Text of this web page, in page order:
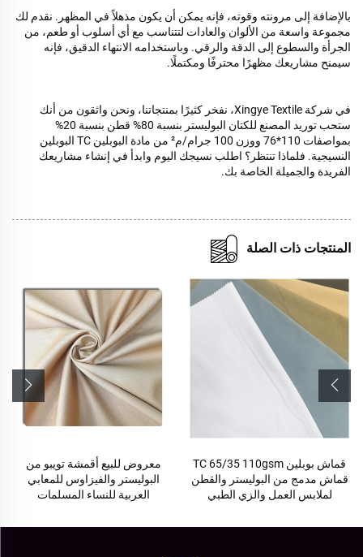
بالإضافة إلى مرونته وقوته، فإنه يمكن أن يكون مذهلاً في المظهر. نقدم لك
مجموعة واسعة من الألوان والعادات لتتناسب مع أي أسلوب أو طعم، من
الجرأة والسطوع إلى الدقة والرقي. وباستخدامه الانتهاء الدقيق، فإنه
سيمنح مشاريعك مظهرًا محترفًا ومكتملًا.
في شركة Xingye Textile، نفخر كثيرًا بمنتجاتنا، ونحن واثقون من أنك
ستحب توريد المصنع للكتان البوليستر بنسبة 80% قطن بنسبة 20%
بمواصفات 110*76 ووزن 100 جرام/م² من مادة البوبلين TC البوبلين
النسيجية. فلماذا تنتظر؟ اطلب نسيجك اليوم وابدأ في إنشاء مشاريعك
الفريدة والجميلة الخاصة بك.
المنتجات ذات الصلة
قماش بوبلين TC 65/35 110gsm
قماش مدمج من البوليستر والقطن
لملابس العمل والزي الطبي
معروض للبيع أقمشة تويبو من
البوليستر والفيزاوس للمعابي
العربية للنساء المسلمات